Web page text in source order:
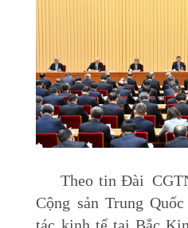
Theo tin Đài
Cộng sản Trung